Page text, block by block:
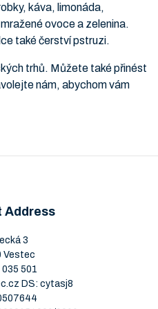
káva, limonáda,
ovoce a zelenina.
také čerství pstruzi.
trhů. Můžete také přinést
nám, abychom vám
Address
3
Vestec
035 501
DS: cytasj8